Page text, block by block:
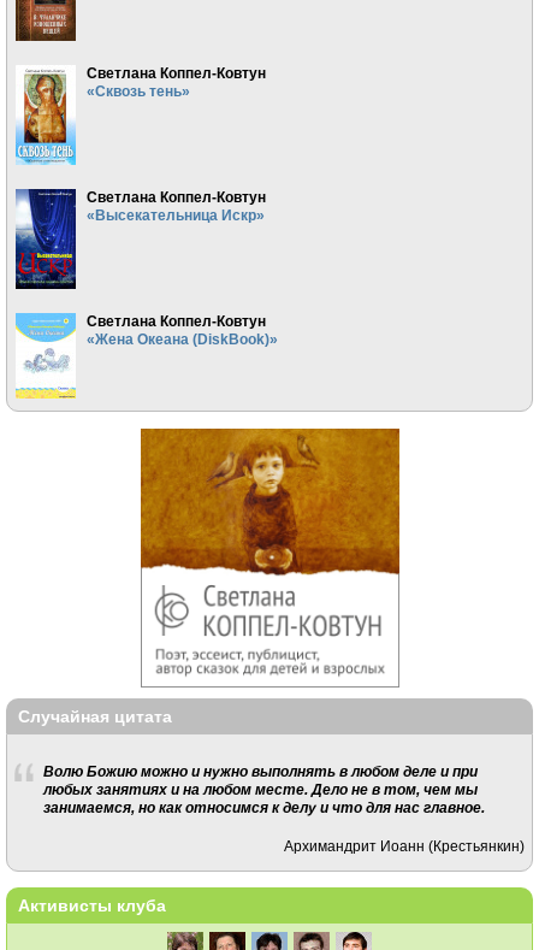
Светлана Коппел-Ковтун
«Сквозь тень»
Светлана Коппел-Ковтун
«Высекательница Искр»
Светлана Коппел-Ковтун
«Жена Океана (DiskBook)»
Случайная цитата
Волю Божию можно и нужно выполнять в любом деле и при
любых занятиях и на любом месте. Дело не в том, чем мы
занимаемся, но как относимся к делу и что для нас главное.
Архимандрит Иоанн (Крестьянкин)
Активисты клуба